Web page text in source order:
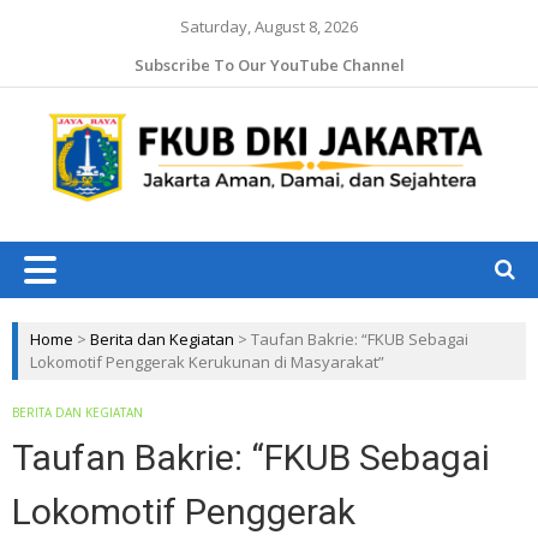
Saturday, August 8, 2026
Subscribe To Our YouTube Channel
Home > Berita dan Kegiatan > Taufan Bakrie: “FKUB Sebagai
Lokomotif Penggerak Kerukunan di Masyarakat”
BERITA DAN KEGIATAN
Taufan Bakrie: “FKUB Sebagai
Lokomotif Penggerak